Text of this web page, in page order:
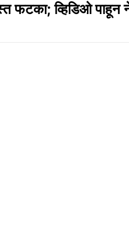
फटका; व्हिडिओ पाहून